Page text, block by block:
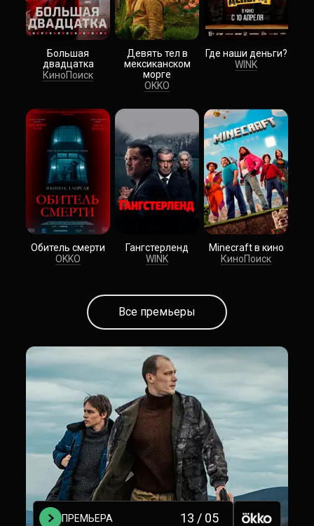
Большая
двадцатка
КиноПоиск
Девять тел в
мексиканском
морге
OKKO
Где наши деньги?
WINK
Обитель смерти
OKKO
Гангстерленд
WINK
Minecraft в кино
КиноПоиск
Все премьеры
ПРЕМЬЕРА 13 / 05